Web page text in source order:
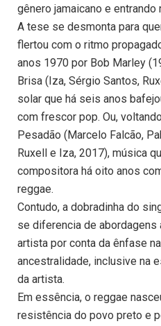
gênero jamaicano e entrando
A tese se desmonta para
flertou com o ritmo
anos 1970 por Bob Marley
Brisa (Iza, Sérgio Santos,
solar que há seis anos
com frescor pop. Ou,
Pesadão (Marcelo Falcão,
Ruxell e Iza, 2017), música
compositora há oito anos
reggae.
Contudo, a dobradinha do
se diferencia de
artista por conta da ênfase
ancestralidade, inclusive na
da artista.
Em essência, o reggae
resistência do povo preto e